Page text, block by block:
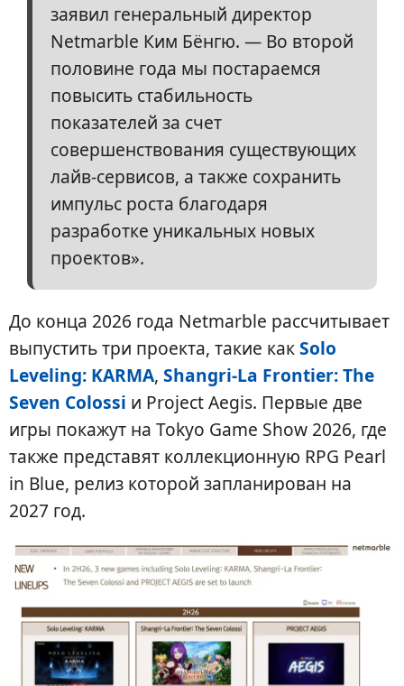
заявил генеральный директор
Netmarble Ким Бёнгю. — Во второй
половине года мы постараемся
повысить стабильность
показателей за счет
совершенствования существующих
лайв-сервисов, а также сохранить
импульс роста благодаря
разработке уникальных новых
проектов».
До конца 2026 года Netmarble рассчитывает
выпустить три проекта, такие какSolo
Leveling: KARMA, Shangri-La Frontier: The
Seven Colossi и Project Aegis. Первые две
игры покажут на Tokyo Game Show 2026, где
также представят коллекционную RPG Pearl
in Blue, релиз которой запланирован на
2027 год.